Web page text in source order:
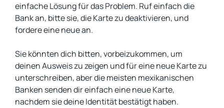
einfache Lösung für das Problem. Ruf einfach die
Bank an, bitte sie, die Karte zu deaktivieren, und
fordere eine neue an.
Sie könnten dich bitten, vorbeizukommen, um
deinen Ausweis zu zeigen und für eine neue Karte zu
unterschreiben, aber die meisten mexikanischen
Banken senden dir einfach eine neue Karte,
nachdem sie deine Identität bestätigt haben.